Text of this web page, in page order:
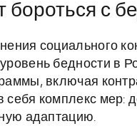
бороться с
социального
бедности в
включая
себя комплекс мер:
адаптацию.